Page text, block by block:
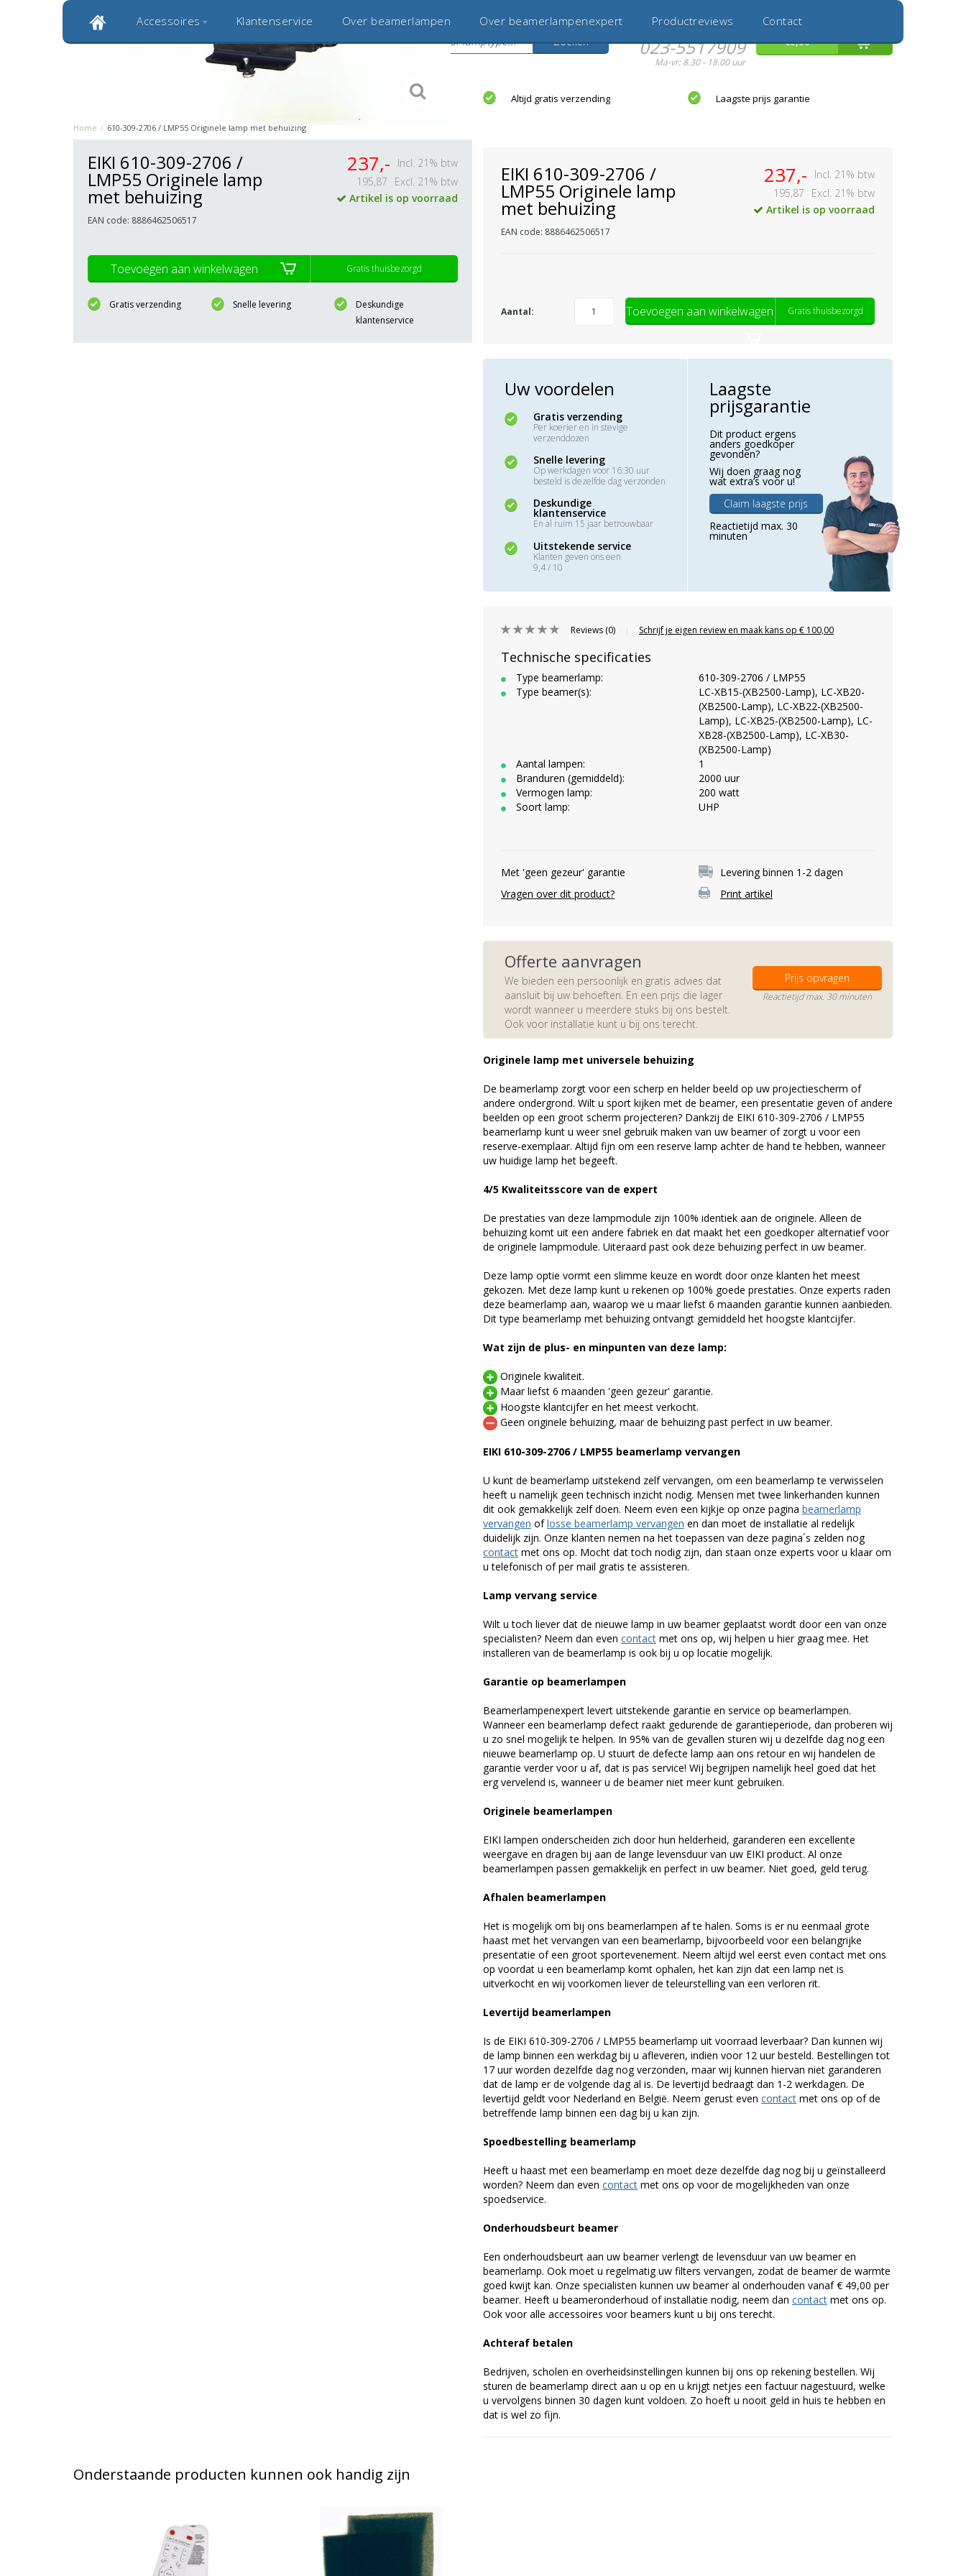
Inloggen
Klantbeoordeling 9,0
Bekijk alle 1000+ reviews
Zoeken
Hulp nodig?
023-5517909
Ma-vr: 8.30 - 18.00 uur
€0,00
Accessoires Klantenservice Over beamerlampen Over beamerlampenexpert Productreviews Contact
20 jaar betrouwbaar en ervaren Altijd gratis verzending Laagste prijs garantie
Home / 610-309-2706 / LMP55 Originele lamp met behuizing
EIKI 610-309-2706 /
LMP55 Originele lamp
met behuizing
EAN code: 8886462506517
237,-
Incl. 21% btw
195,87
Excl. 21% btw
Artikel is op voorraad
Toevoegen aan winkelwagen Gratis thuisbezorgd
Gratis verzending Snelle levering
Deskundige
klantenservice
EIKI 610-309-2706 /
LMP55 Originele lamp
met behuizing
EAN code: 8886462506517
237,-
Incl. 21% btw
195,87
Excl. 21% btw
Artikel is op voorraad
Aantal: Toevoegen aan winkelwagen Gratis thuisbezorgd
Uw voordelen
Gratis verzending
Per koerier en in stevige
verzenddozen
Snelle levering
Op werkdagen voor 16:30 uur
besteld is dezelfde dag verzonden
Deskundige
klantenservice
En al ruim 15 jaar betrouwbaar
Uitstekende service
Klanten geven ons een
9,4 / 10
Laagste
prijsgarantie
Dit product ergens
anders goedkoper
gevonden?
Wij doen graag nog
wat extra’s voor u!
Claim laagste prijs
Reactietijd max. 30
minuten
Reviews (0) Schrijf je eigen review en maak kans op € 100,00
Technische specificaties
Type beamerlamp:
610-309-2706 / LMP55
Type beamer(s):
LC-XB15-(XB2500-Lamp), LC-XB20-
(XB2500-Lamp), LC-XB22-(XB2500-
Lamp), LC-XB25-(XB2500-Lamp), LC-
XB28-(XB2500-Lamp), LC-XB30-
(XB2500-Lamp)
Aantal lampen:
1
Branduren (gemiddeld):
2000 uur
Vermogen lamp:
200 watt
Soort lamp:
UHP
Met 'geen gezeur' garantie
Levering binnen 1-2 dagen
Vragen over dit product?
Print artikel
Offerte aanvragen
We bieden een persoonlijk en gratis advies dat
aansluit bij uw behoeften. En een prijs die lager
wordt wanneer u meerdere stuks bij ons bestelt.
Ook voor installatie kunt u bij ons terecht.
Prijs opvragen
Reactietijd max. 30 minuten
Originele lamp met universele behuizing
De beamerlamp zorgt voor een scherp en helder beeld op uw projectiescherm of
andere ondergrond. Wilt u sport kijken met de beamer, een presentatie geven of andere
beelden op een groot scherm projecteren? Dankzij de EIKI 610-309-2706 / LMP55
beamerlamp kunt u weer snel gebruik maken van uw beamer of zorgt u voor een
reserve-exemplaar. Altijd fijn om een reserve lamp achter de hand te hebben, wanneer
uw huidige lamp het begeeft.
4/5 Kwaliteitsscore van de expert
De prestaties van deze lampmodule zijn 100% identiek aan de originele. Alleen de
behuizing komt uit een andere fabriek en dat maakt het een goedkoper alternatief voor
de originele lampmodule. Uiteraard past ook deze behuizing perfect in uw beamer.
Deze lamp optie vormt een slimme keuze en wordt door onze klanten het meest
gekozen. Met deze lamp kunt u rekenen op 100% goede prestaties. Onze experts raden
deze beamerlamp aan, waarop we u maar liefst 6 maanden garantie kunnen aanbieden.
Dit type beamerlamp met behuizing ontvangt gemiddeld het hoogste klantcijfer.
Wat zijn de plus- en minpunten van deze lamp:
Originele kwaliteit.
Maar liefst 6 maanden 'geen gezeur' garantie.
Hoogste klantcijfer en het meest verkocht.
Geen originele behuizing, maar de behuizing past perfect in uw beamer.
EIKI 610-309-2706 / LMP55 beamerlamp vervangen
U kunt de beamerlamp uitstekend zelf vervangen, om een beamerlamp te verwisselen
heeft u namelijk geen technisch inzicht nodig. Mensen met twee linkerhanden kunnen
dit ook gemakkelijk zelf doen. Neem even een kijkje op onze pagina beamerlamp
vervangen oflosse beamerlamp vervangen en dan moet de installatie al redelijk
duidelijk zijn. Onze klanten nemen na het toepassen van deze pagina´s zelden nog
contact met ons op. Mocht dat toch nodig zijn, dan staan onze experts voor u klaar om
u telefonisch of per mail gratis te assisteren.
Lamp vervang service
Wilt u toch liever dat de nieuwe lamp in uw beamer geplaatst wordt door een van onze
specialisten? Neem dan even contact met ons op, wij helpen u hier graag mee. Het
installeren van de beamerlamp is ook bij u op locatie mogelijk.
Garantie op beamerlampen
Beamerlampenexpert levert uitstekende garantie en service op beamerlampen.
Wanneer een beamerlamp defect raakt gedurende de garantieperiode, dan proberen wij
u zo snel mogelijk te helpen. In 95% van de gevallen sturen wij u dezelfde dag nog een
nieuwe beamerlamp op. U stuurt de defecte lamp aan ons retour en wij handelen de
garantie verder voor u af, dat is pas service! Wij begrijpen namelijk heel goed dat het
erg vervelend is, wanneer u de beamer niet meer kunt gebruiken.
Originele beamerlampen
EIKI lampen onderscheiden zich door hun helderheid, garanderen een excellente
weergave en dragen bij aan de lange levensduur van uw EIKI product. Al onze
beamerlampen passen gemakkelijk en perfect in uw beamer. Niet goed, geld terug.
Afhalen beamerlampen
Het is mogelijk om bij ons beamerlampen af te halen. Soms is er nu eenmaal grote
haast met het vervangen van een beamerlamp, bijvoorbeeld voor een belangrijke
presentatie of een groot sportevenement. Neem altijd wel eerst even contact met ons
op voordat u een beamerlamp komt ophalen, het kan zijn dat een lamp net is
uitverkocht en wij voorkomen liever de teleurstelling van een verloren rit.
Levertijd beamerlampen
Is de EIKI 610-309-2706 / LMP55 beamerlamp uit voorraad leverbaar? Dan kunnen wij
de lamp binnen een werkdag bij u afleveren, indien voor 12 uur besteld. Bestellingen tot
17 uur worden dezelfde dag nog verzonden, maar wij kunnen hiervan niet garanderen
dat de lamp er de volgende dag al is. De levertijd bedraagt dan 1-2 werkdagen. De
levertijd geldt voor Nederland en België. Neem gerust even contact met ons op of de
betreffende lamp binnen een dag bij u kan zijn.
Spoedbestelling beamerlamp
Heeft u haast met een beamerlamp en moet deze dezelfde dag nog bij u geïnstalleerd
worden? Neem dan even contact met ons op voor de mogelijkheden van onze
spoedservice.
Onderhoudsbeurt beamer
Een onderhoudsbeurt aan uw beamer verlengt de levensduur van uw beamer en
beamerlamp. Ook moet u regelmatig uw filters vervangen, zodat de beamer de warmte
goed kwijt kan. Onze specialisten kunnen uw beamer al onderhouden vanaf € 49,00 per
beamer. Heeft u beameronderhoud of installatie nodig, neem dan contact met ons op.
Ook voor alle accessoires voor beamers kunt u bij ons terecht.
Achteraf betalen
Bedrijven, scholen en overheidsinstellingen kunnen bij ons op rekening bestellen. Wij
sturen de beamerlamp direct aan u op en u krijgt netjes een factuur nagestuurd, welke
u vervolgens binnen 30 dagen kunt voldoen. Zo hoeft u nooit geld in huis te hebben en
dat is wel zo fijn.
Onderstaande producten kunnen ook handig zijn